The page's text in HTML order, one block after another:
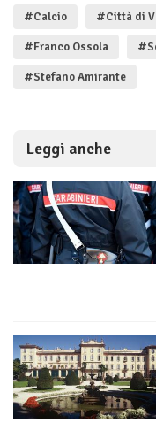
#Calcio #Città di
#Franco Ossola
#Stefano Amirante
Leggi anche